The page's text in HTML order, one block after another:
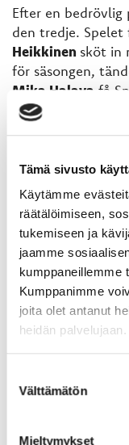
Tämä sivusto
Käytämme
räätälöimiseen,
tukemiseen ja
jaamme
kumppaneillemme
Kumppanimme
joita olet antanut
heidän palvelujaan.
valinta
Välttämätön
Mieltymykset
Efter en
den tredje.
Heikkinen sköt in
för säsongen,
Mika Halava få
upp publiken på 2
Men då Jokipojat
fokuserade igen.
Oskari
offensiv zon blev
Jokipojat
3-6, även det i
Sport hade ändå
Jukurit och
en poäng och
Kopparön – som